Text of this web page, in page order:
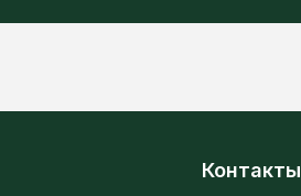
Контакты